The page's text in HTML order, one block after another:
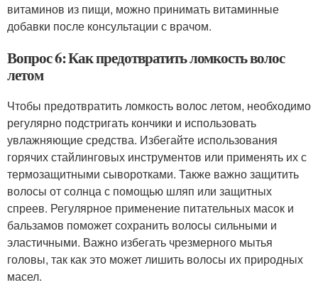
витаминов из пищи, можно принимать витаминные
добавки после консультации с врачом.
Вопрос 6: Как предотвратить ломкость волос
летом
Чтобы предотвратить ломкость волос летом, необходимо
регулярно подстригать кончики и использовать
увлажняющие средства. Избегайте использования
горячих стайлинговых инструментов или применять их с
термозащитными сыворотками. Также важно защитить
волосы от солнца с помощью шляп или защитных
спреев. Регулярное применение питательных масок и
бальзамов поможет сохранить волосы сильными и
эластичными. Важно избегать чрезмерного мытья
головы, так как это может лишить волосы их природных
масел.